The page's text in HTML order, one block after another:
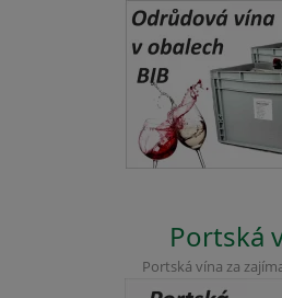
Portská
Portská vína za